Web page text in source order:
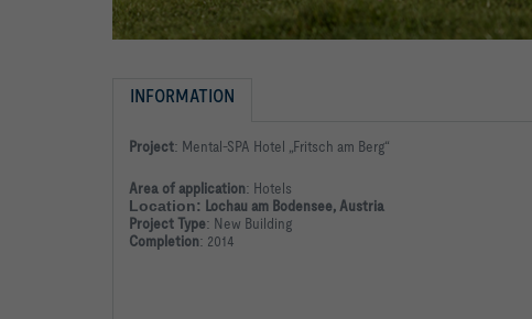
INFORMATION
Project: Mental-SPA Hotel „Fritsch am Berg“
Area of application: Hotels
Location: Lochau am Bodensee, Austria
Project Type: New Building
Completion: 2014